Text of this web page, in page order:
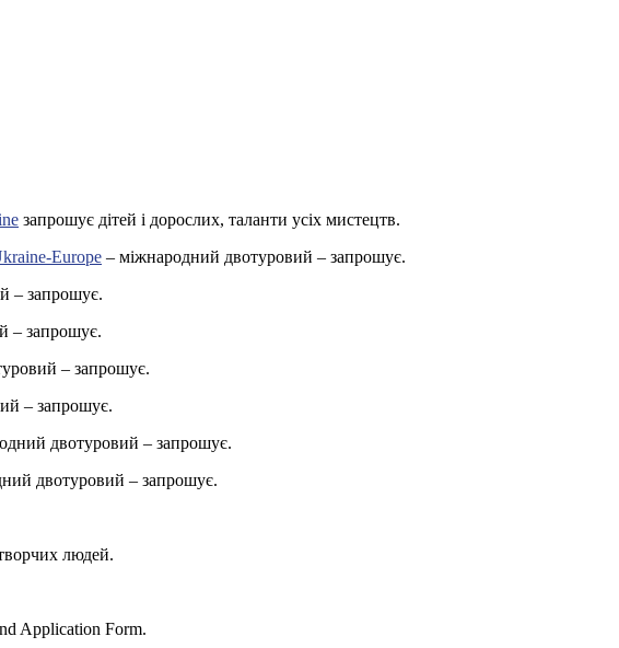
запрошує дітей і дорослих, таланти усіх мистецтв.
Europe – міжнародний двотуровий – запрошує.
– запрошує.
– запрошує.
– запрошує.
– запрошує.
двотуровий – запрошує.
двотуровий – запрошує.
людей.
Application Form.